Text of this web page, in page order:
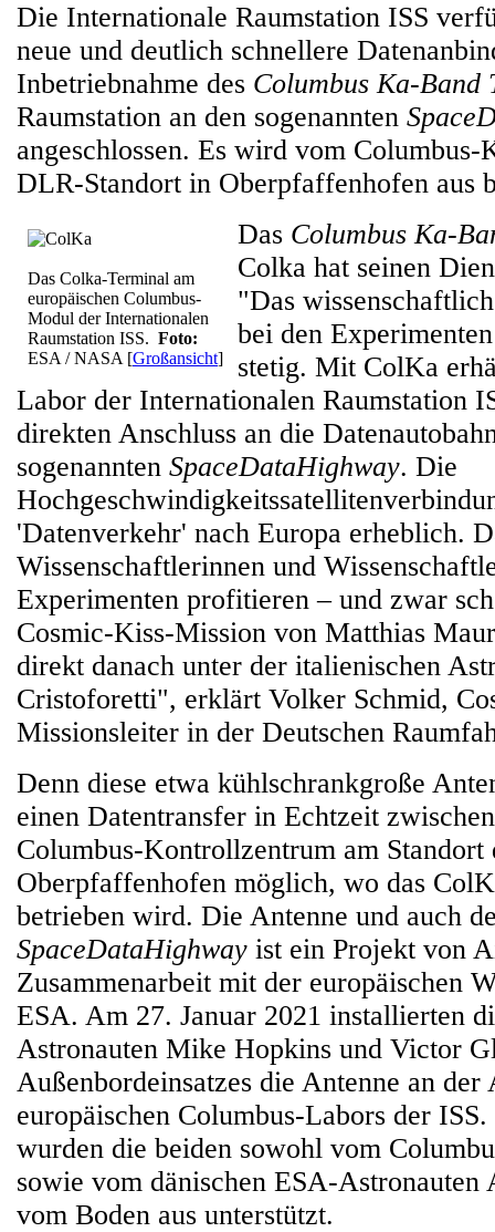
Die Internationale Raumstation ISS
neue und deutlich schnellere
Inbetriebnahme des Columbus Ka-Band
Raumstation an den sogenannten
angeschlossen. Es wird vom
DLR-Standort in Oberpfaffenhofen aus
Das Colka-Terminal am
europäischen Columbus-
Modul der Internationalen
Raumstation ISS. Foto:
ESA / NASA [Großansicht]
Das Columbus Ka-
Colka hat seinen
"Das
bei den
stetig. Mit ColKa
Labor der Internationalen Raumstation
direkten Anschluss an die
sogenannten SpaceDataHighway. Die
'Datenverkehr' nach Europa erheblich.
Wissenschaftlerinnen und
Experimenten profitieren – und zwar
Cosmic-Kiss-Mission von Matthias
direkt danach unter der italienischen
Cristoforetti", erklärt Volker Schmid,
Missionsleiter in der Deutschen
Denn diese etwa kühlschrankgroße
einen Datentransfer in Echtzeit
Columbus-Kontrollzentrum am Standort
Oberpfaffenhofen möglich, wo das
betrieben wird. Die Antenne und auch
SpaceDataHighway ist ein Projekt von
Zusammenarbeit mit der europäischen
ESA. Am 27. Januar 2021 installierten
Astronauten Mike Hopkins und Victor
Außenbordeinsatzes die Antenne an der
europäischen Columbus-Labors der
wurden die beiden sowohl vom
sowie vom dänischen ESA-Astronauten
vom Boden aus unterstützt.